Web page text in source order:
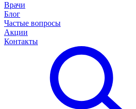
Врачи
Блог
Частые вопросы
Акции
Контакты